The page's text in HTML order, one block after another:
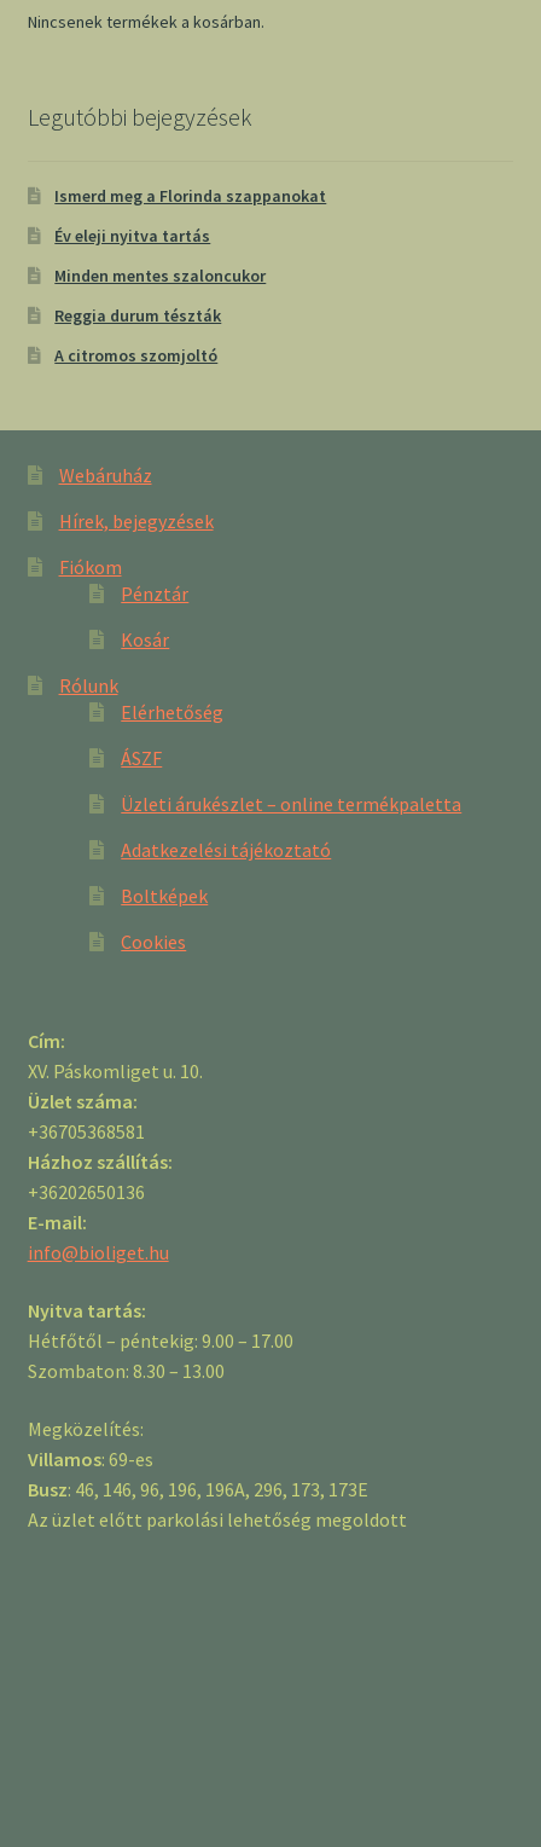
Nincsenek termékek a kosárban.
Legutóbbi bejegyzések
Ismerd meg a Florinda szappanokat
Év eleji nyitva tartás
Minden mentes szaloncukor
Reggia durum tészták
A citromos szomjoltó
Webáruház
Hírek, bejegyzések
Fiókom
Pénztár
Kosár
Rólunk
Elérhetőség
ÁSZF
Üzleti árukészlet – online termékpaletta
Adatkezelési tájékoztató
Boltképek
Cookies
Cím:
XV. Páskomliget u. 10.
Üzlet száma:
+36705368581
Házhoz szállítás:
+36202650136
E-mail:
info@bioliget.hu
Nyitva tartás:
Hétfőtől – péntekig: 9.00 – 17.00
Szombaton: 8.30 – 13.00
Megközelítés:
Villamos: 69-es
Busz: 46, 146, 96, 196, 196A, 296, 173, 173E
Az üzlet előtt parkolási lehetőség megoldott